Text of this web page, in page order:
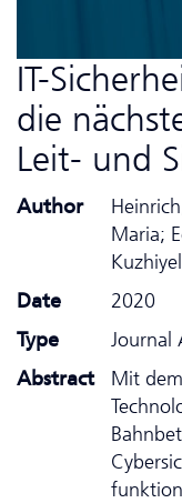
IT-
die
Leit- und
Author
Maria;
Date
2020
Type
Journal
Abstract
Mit